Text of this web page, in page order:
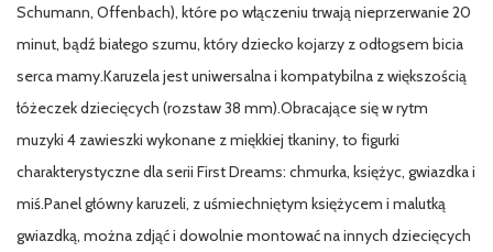
Schumann, Offenbach), które po włączeniu trwają nieprzerwanie 20
minut, bądź białego szumu, który dziecko kojarzy z odłogsem bicia
serca mamy.Karuzela jest uniwersalna i kompatybilna z większością
łóżeczek dziecięcych (rozstaw 38 mm).Obracające się w rytm
muzyki 4 zawieszki wykonane z miękkiej tkaniny, to figurki
charakterystyczne dla serii First Dreams: chmurka, księżyc, gwiazdka i
miś.Panel główny karuzeli, z uśmiechniętym księżycem i malutką
gwiazdką, można zdjąć i dowolnie montować na innych dziecięcych